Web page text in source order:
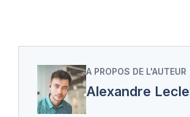
A PROPOS DE L'AUTEUR
Alexandre